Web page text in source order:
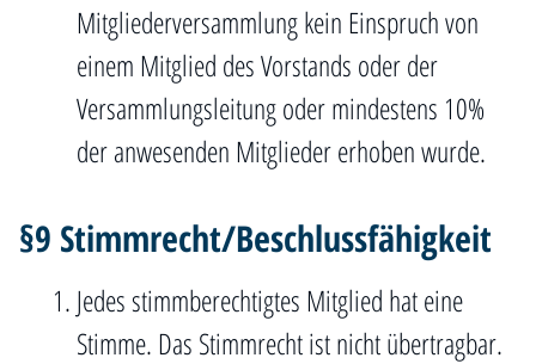
Mitgliederversammlung kein Einspruch von
einem Mitglied des Vorstands oder der
Versammlungsleitung oder mindestens 10%
der anwesenden Mitglieder erhoben wurde.
§9 Stimmrecht/Beschlussfähigkeit
Jedes stimmberechtigtes Mitglied hat eine
Stimme. Das Stimmrecht ist nicht übertragbar.